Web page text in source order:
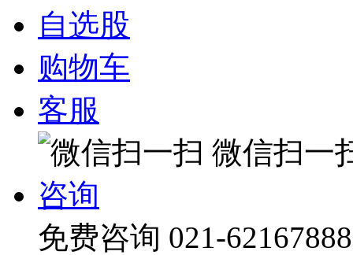
自选股
购物车
客服
微信扫一
咨询
免费咨询 021-62167888